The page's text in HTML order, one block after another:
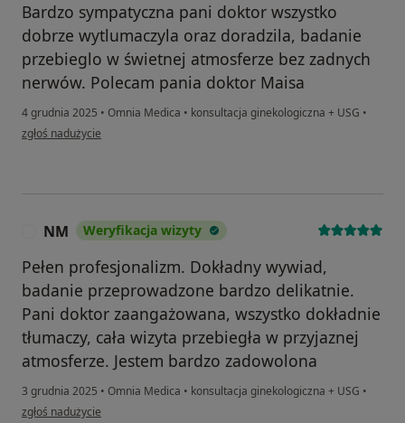
Bardzo sympatyczna pani doktor wszystko
dobrze wytlumaczyla oraz doradzila, badanie
przebieglo w świetnej atmosferze bez zadnych
nerwów. Polecam pania doktor Maisa
4 grudnia 2025 • Omnia Medica • konsultacja ginekologiczna + USG •
w opinii użytkownika Teresa
zgłoś nadużycie
NM Weryfikacja wizyty
Pełen profesjonalizm. Dokładny wywiad,
badanie przeprowadzone bardzo delikatnie.
Pani doktor zaangażowana, wszystko dokładnie
tłumaczy, cała wizyta przebiegła w przyjaznej
atmosferze. Jestem bardzo zadowolona
3 grudnia 2025 • Omnia Medica • konsultacja ginekologiczna + USG •
w opinii użytkownika NM
zgłoś nadużycie